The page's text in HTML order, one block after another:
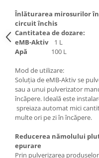
Înlăturarea mirosurilor în
circuit închis
Cantitatea de dozare:
eMB-Aktiv 1 L
Apă 100 L
Mod de utilizare:
Soluția de eMB-Aktiv se
sau a unui pulverizator
încăpere. Ideală este
spreiaza automat mici
multe ori pe zi în încăpere.
Reducerea nămolului
epurare
Prin pulverizarea